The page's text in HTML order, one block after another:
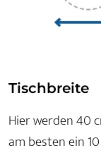
Tischbreite
Hier werden 40
am besten ein